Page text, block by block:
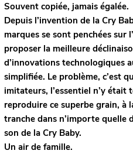
Souvent copiée, jamais égalée.
Depuis l’invention de la Cry
marques se sont penchées sur
proposer la meilleure
d’innovations technologiques
simplifiée. Le problème, c’est
imitateurs, l’essentiel n’y était
reproduire ce superbe grain, à
tranche dans n’importe
son de la Cry Baby.
Un air de famille.